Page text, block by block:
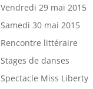
Vendredi 29 mai 2015
Samedi 30 mai 2015
Rencontre littéraire
Stages de danses
Spectacle Miss Liberty